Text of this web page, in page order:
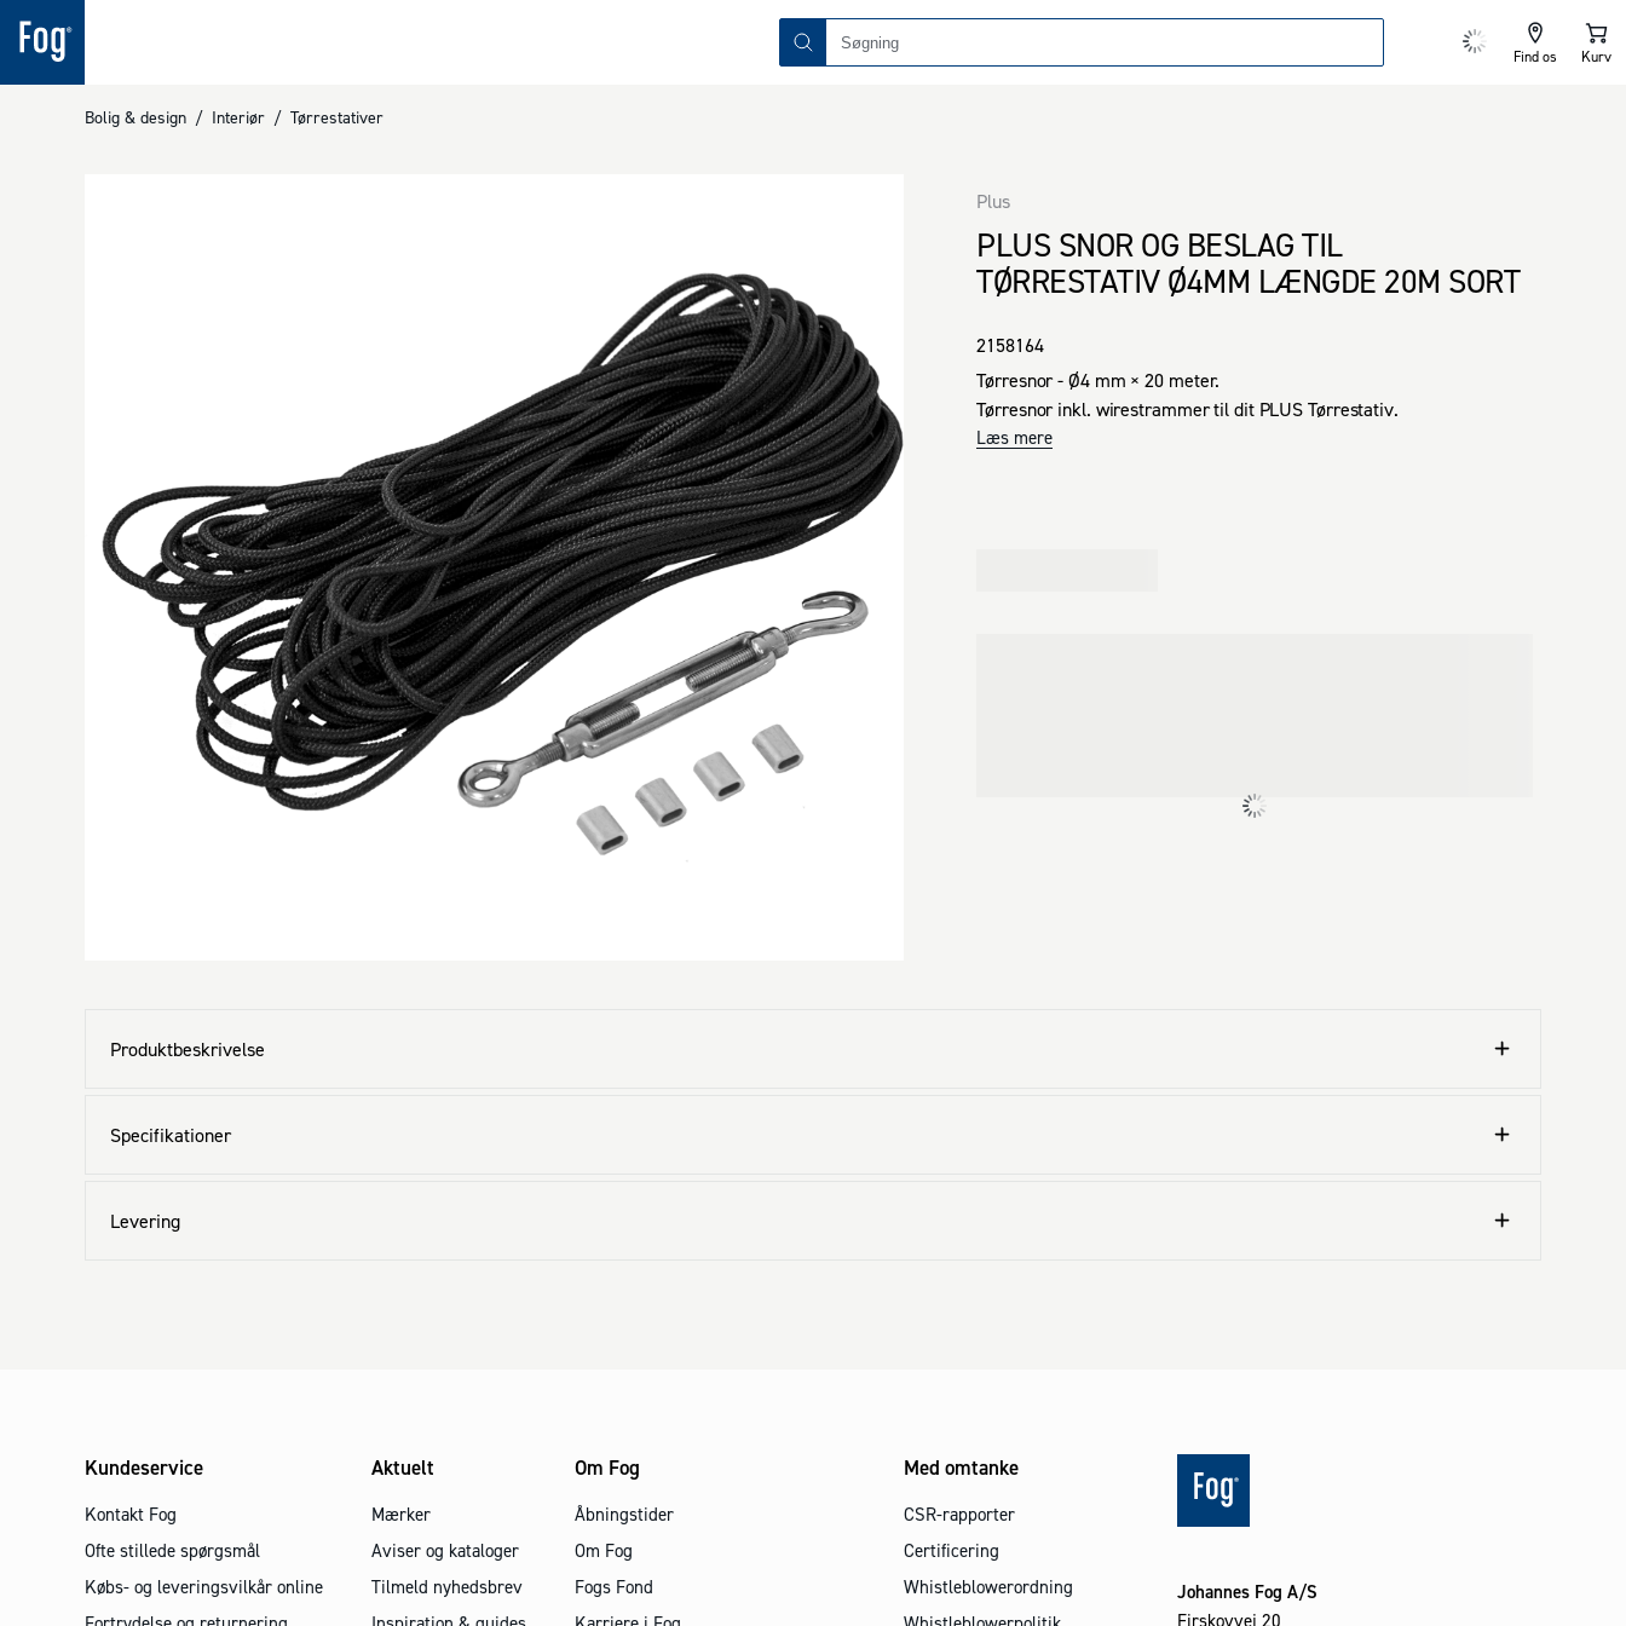
Find os Kurv
Bolig & design / Interiør / Tørrestativer
PLUS SNOR OG BESLAG TIL
TØRRESTATIV Ø4MM LÆNGDE 20M SORT
Plus
2158164
Tørresnor - Ø4 mm × 20 meter.
Tørresnor inkl. wirestrammer til dit PLUS Tørrestativ.
Læs mere
Produktbeskrivelse
Specifikationer
Levering
Kundeservice
Kontakt Fog
Ofte stillede spørgsmål
Købs- og leveringsvilkår online
Aktuelt
Mærker
Aviser og kataloger
Tilmeld nyhedsbrev
Om Fog
Åbningstider
Om Fog
Fogs Fond
Med omtanke
CSR-rapporter
Certificering
Whistleblowerordning
Johannes Fog A/S
Firskovvej 20